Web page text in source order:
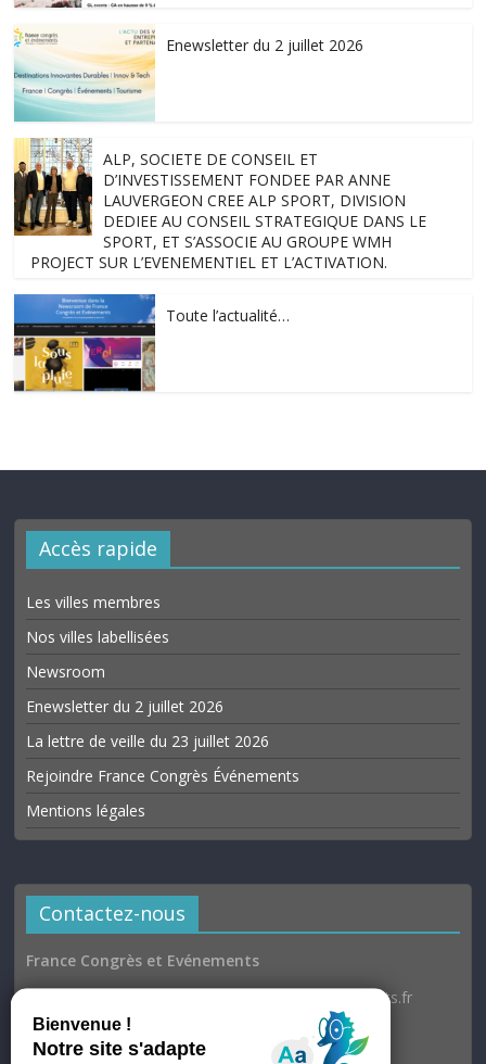
Enewsletter du 2 juillet 2026
ALP, SOCIETE DE CONSEIL ET
D’INVESTISSEMENT FONDEE PAR ANNE
LAUVERGEON CREE ALP SPORT, DIVISION
DEDIEE AU CONSEIL STRATEGIQUE DANS LE
SPORT, ET S’ASSOCIE AU GROUPE WMH
PROJECT SUR L’EVENEMENTIEL ET L’ACTIVATION.
Toute l’actualité…
Accès rapide
Les villes membres
Nos villes labellisées
Newsroom
Enewsletter du 2 juillet 2026
La lettre de veille du 23 juillet 2026
Rejoindre France Congrès Événements
Mentions légales
Contactez-nous
France Congrès et Evénements
Email : communication@france-congres-evenements.fr
Heures d’ouverture
Du lundi au jeudi : 9h30–17h